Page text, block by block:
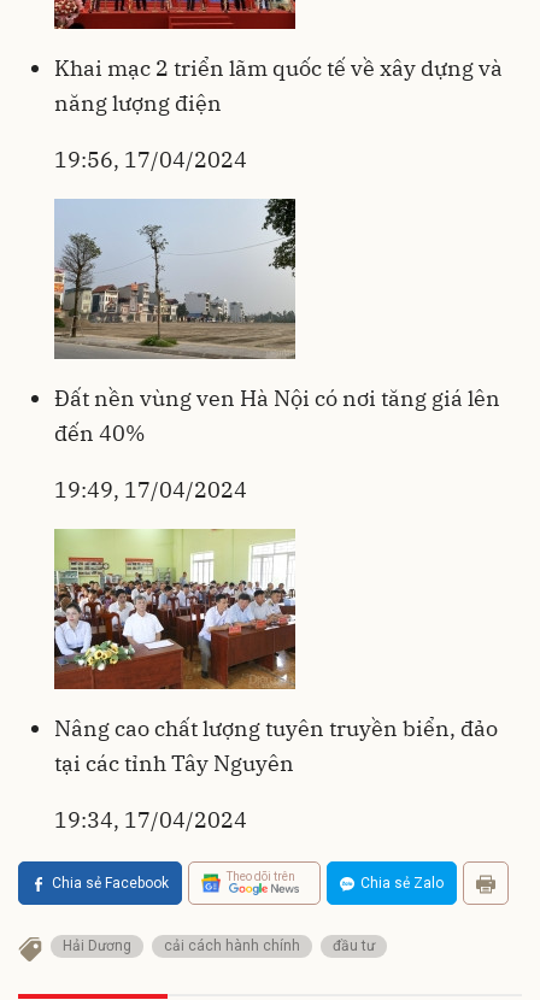
Khai mạc 2 triển lãm quốc tế về xây dựng và
năng lượng điện
19:56, 17/04/2024
Đất nền vùng ven Hà Nội có nơi tăng giá lên
đến 40%
19:49, 17/04/2024
Nâng cao chất lượng tuyên truyền biển, đảo
tại các tỉnh Tây Nguyên
19:34, 17/04/2024
Chia sẻ Facebook Theo dõi trên Chia sẻ Zalo
Hải Dương cải cách hành chính đầu tư